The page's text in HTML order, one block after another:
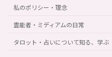
私のポリシー・理念
霊能者・ミディアムの日常
タロット・占いについて知る、学ぶ